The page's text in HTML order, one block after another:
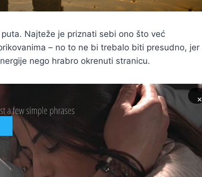
Najteže je priznati sebi ono što već
– no to ne bi trebalo biti presudno, jer
nego hrabro okrenuti stranicu.
×